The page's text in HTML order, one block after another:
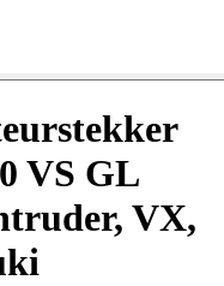
VS GL
VX,